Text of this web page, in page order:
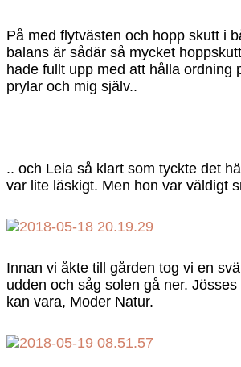
På med flytvästen och hopp skutt i
balans är sådär så mycket
hade fullt upp med att hålla ordning
prylar och mig själv..
.. och Leia så klart som tyckte det
var lite läskigt. Men hon var väldigt
Innan vi åkte till gården tog vi en
udden och såg solen gå ner.
kan vara, Moder Natur.